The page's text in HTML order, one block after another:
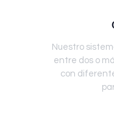
Nuestro
entre dos o
con